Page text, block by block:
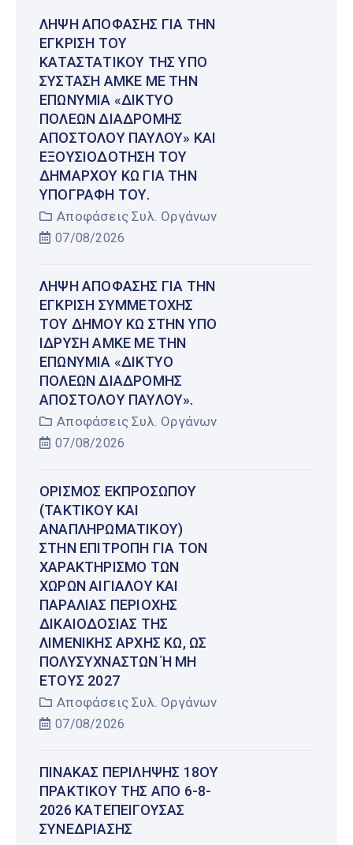
ΛΉΨΗ ΑΠΌΦΑΣΗΣ ΓΙΑ ΤΗΝ
ΈΓΚΡΙΣΗ ΤΟΥ
ΚΑΤΑΣΤΑΤΙΚΟΎ ΤΗΣ ΥΠΌ
ΣΎΣΤΑΣΗ ΑΜΚΕ ΜΕ ΤΗΝ
ΕΠΩΝΥΜΊΑ «ΔΊΚΤΥΟ
ΠΌΛΕΩΝ ΔΙΑΔΡΟΜΉΣ
ΑΠΟΣΤΌΛΟΥ ΠΑΎΛΟΥ» ΚΑΙ
ΕΞΟΥΣΙΟΔΌΤΗΣΗ ΤΟΥ
ΔΗΜΆΡΧΟΥ ΚΩ ΓΙΑ ΤΗΝ
ΥΠΟΓΡΑΦΉ ΤΟΥ.
Αποφάσεις Συλ. Οργάνων
07/08/2026
ΛΉΨΗ ΑΠΌΦΑΣΗΣ ΓΙΑ ΤΗΝ
ΈΓΚΡΙΣΗ ΣΥΜΜΕΤΟΧΉΣ
ΤΟΥ ΔΉΜΟΥ ΚΩ ΣΤΗΝ ΥΠΌ
ΊΔΡΥΣΗ ΑΜΚΕ ΜΕ ΤΗΝ
ΕΠΩΝΥΜΊΑ «ΔΊΚΤΥΟ
ΠΌΛΕΩΝ ΔΙΑΔΡΟΜΉΣ
ΑΠΟΣΤΌΛΟΥ ΠΑΎΛΟΥ».
Αποφάσεις Συλ. Οργάνων
07/08/2026
ΟΡΙΣΜΌΣ ΕΚΠΡΟΣΏΠΟΥ
(ΤΑΚΤΙΚΟΎ ΚΑΙ
ΑΝΑΠΛΗΡΩΜΑΤΙΚΟΎ)
ΣΤΗΝ ΕΠΙΤΡΟΠΉ ΓΙΑ ΤΟΝ
ΧΑΡΑΚΤΗΡΙΣΜΌ ΤΩΝ
ΧΏΡΩΝ ΑΙΓΙΑΛΟΎ ΚΑΙ
ΠΑΡΑΛΊΑΣ ΠΕΡΙΟΧΉΣ
ΔΙΚΑΙΟΔΟΣΊΑΣ ΤΗΣ
ΛΙΜΕΝΙΚΉΣ ΑΡΧΉΣ ΚΩ, ΩΣ
ΠΟΛΥΣΎΧΝΑΣΤΩΝ Ή ΜΗ Έ
ΤΟΥΣ 2027
Αποφάσεις Συλ. Οργάνων
07/08/2026
ΠΊΝΑΚΑΣ ΠΕΡΊΛΗΨΗΣ 18ΟΥ
ΠΡΑΚΤΙΚΟΎ ΤΗΣ ΑΠΌ 6-8-
2026 ΚΑΤΕΠΕΊΓΟΥΣΑΣ
ΣΥΝΕΔΡΊΑΣΗΣ